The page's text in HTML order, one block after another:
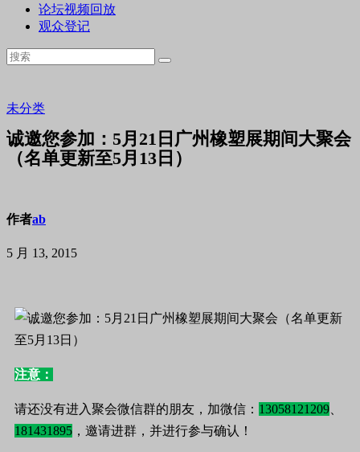
论坛视频回放
观众登记
未分类
诚邀您参加：5月21日广州橡塑展期间大聚会
（名单更新至5月13日）
作者ab
5 月 13, 2015
注意：
请还没有进入聚会微信群的朋友，加微信： 13058121209
181431895 ，邀请进群，并进行参与确认！